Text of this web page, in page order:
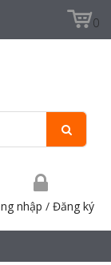
0
nhập/Đăng ký